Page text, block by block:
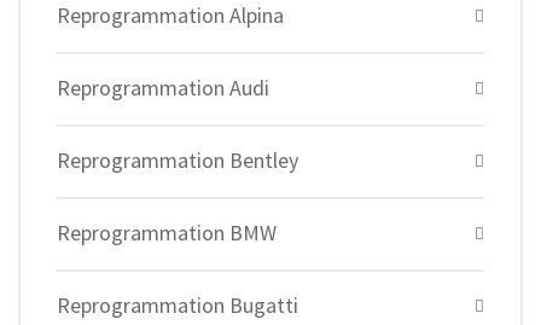
Reprogrammation Alpina
Reprogrammation Audi
Reprogrammation Bentley
Reprogrammation BMW
Reprogrammation Bugatti